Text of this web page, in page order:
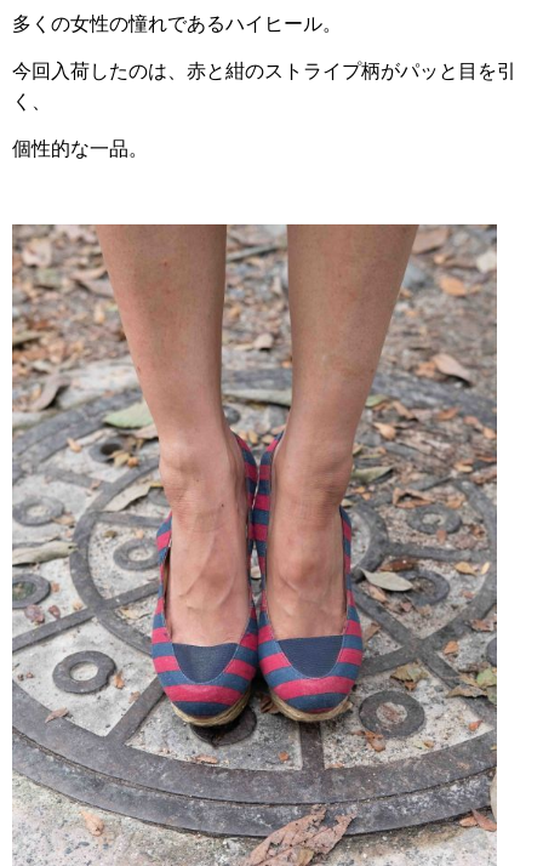
多くの女性の憧れであるハイヒール。
今回入荷したのは、赤と紺のストライプ柄がパッと目を引
く、
個性的な一品。